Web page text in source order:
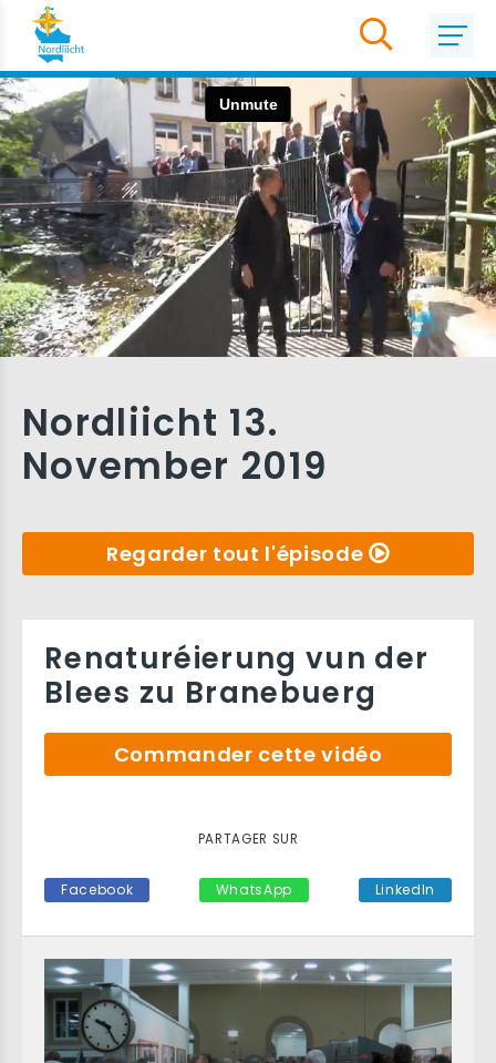
Nordliicht 13.
November 2019
Regarder tout l'épisode
Renaturéierung vun der
Blees zu Branebuerg
Commander cette vidéo
PARTAGER SUR
Facebook WhatsApp LinkedIn